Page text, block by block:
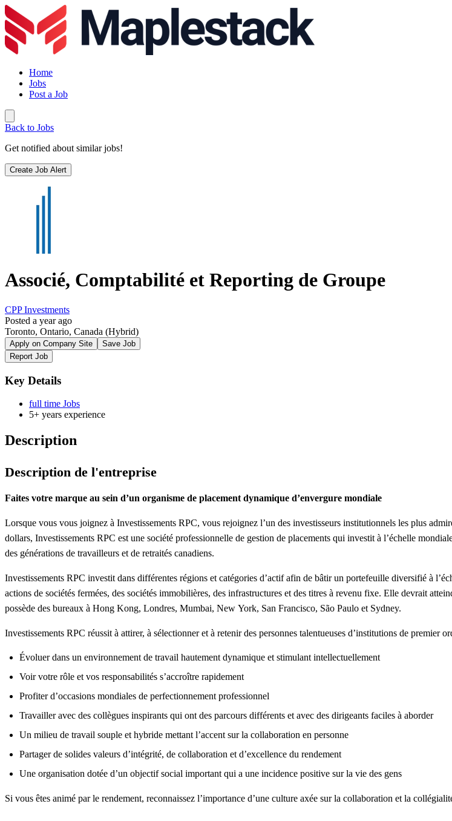
Home
Jobs
Post a Job
Back to Jobs
Get notified about similar jobs!
Create Job Alert
Associé, Comptabilité et Reporting de Groupe
CPP Investments
Posted a year ago
Toronto, Ontario, Canada (Hybrid)
Apply on Company Site
Save Job
Report Job
Key Details
full time Jobs
5+ years experience
Description
Description de l'entreprise
Faites votre marque au sein d’un organisme de placement dynamique d’envergure mondiale
Lorsque vous vous joignez à Investissements RPC, vous rejoignez l’un des investisseurs institutionnels les plus
dollars, Investissements RPC est une société professionnelle de gestion de placements qui investit à l’échelle
des générations de travailleurs et de retraités canadiens.
Investissements RPC investit dans différentes régions et catégories d’actif afin de bâtir un portefeuille diversifié à
actions de sociétés fermées, des sociétés immobilières, des infrastructures et des titres à revenu fixe. Elle devrait
possède des bureaux à Hong Kong, Londres, Mumbai, New York, San Francisco, São Paulo et Sydney.
Investissements RPC réussit à attirer, à sélectionner et à retenir des personnes talentueuses d’institutions de
Évoluer dans un environnement de travail hautement dynamique et stimulant intellectuellement
Voir votre rôle et vos responsabilités s’accroître rapidement
Profiter d’occasions mondiales de perfectionnement professionnel
Travailler avec des collègues inspirants qui ont des parcours différents et avec des dirigeants faciles à aborder
Un milieu de travail souple et hybride mettant l’accent sur la collaboration en personne
Partager de solides valeurs d’intégrité, de collaboration et d’excellence du rendement
Une organisation dotée d’un objectif social important qui a une incidence positive sur la vie des gens
Si vous êtes animé par le rendement, reconnaissez l’importance d’une culture axée sur la collaboration et la